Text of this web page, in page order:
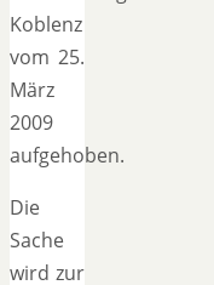
Koblenz
vom 25.
März
2009
aufgehoben.
Die
Sache
wird zur